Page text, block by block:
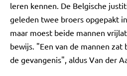
leren kennen. De Belgische
geleden twee broers opgepakt
maar moest beide mannen
bewijs. "Een van de mannen zat
de gevangenis", aldus Van der